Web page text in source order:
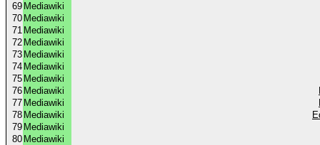
69 Mediawiki
70 Mediawiki
71 Mediawiki
72 Mediawiki
73 Mediawiki
74 Mediawiki
75 Mediawiki
76 Mediawiki
77 Mediawiki
78 Mediawiki
79 Mediawiki
80 Mediawiki